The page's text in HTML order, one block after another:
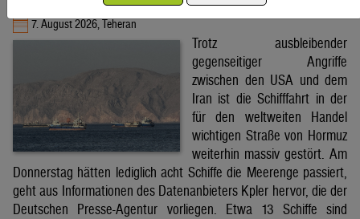
7. August 2026, Teheran
Trotz ausbleibender
gegenseitiger Angriffe
zwischen den USA und dem
Iran ist die Schifffahrt in der
für den weltweiten Handel
wichtigen Straße von Hormuz
weiterhin massiv gestört. Am
Donnerstag hätten lediglich acht Schiffe die Meerenge passiert,
geht aus Informationen des Datenanbieters Kpler hervor, die der
Deutschen Presse-Agentur vorliegen. Etwa 13 Schiffe sind